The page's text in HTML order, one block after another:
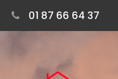
01 87 66 64 37